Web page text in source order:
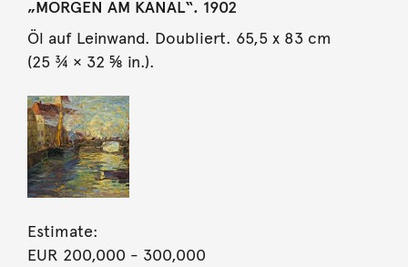
„MORGEN AM KANAL“. 1902
Öl auf Leinwand. Doubliert. 65,5 x 83 cm
(25 ¾ × 32 ⅝ in.).
Estimate:
EUR 200,000 - 300,000